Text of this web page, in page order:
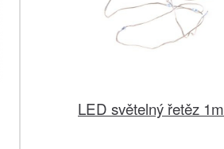
LED světelný řetěz 1m